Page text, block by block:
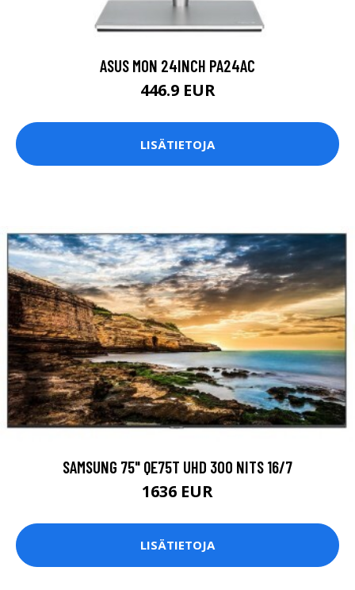
ASUS MON 24INCH PA24AC
446.9 EUR
LISÄTIETOJA
SAMSUNG 75" QE75T UHD 300 NITS 16/7
1636 EUR
LISÄTIETOJA